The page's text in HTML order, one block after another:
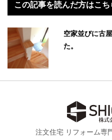
この記事を読んだ方はこち
空家並びに古
た。
注文住宅 リフォーム専